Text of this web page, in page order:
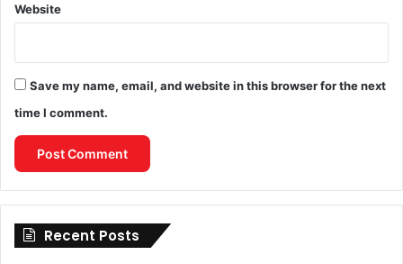
Website
Save my name, email, and website in this browser for the next
time I comment.
Recent Posts